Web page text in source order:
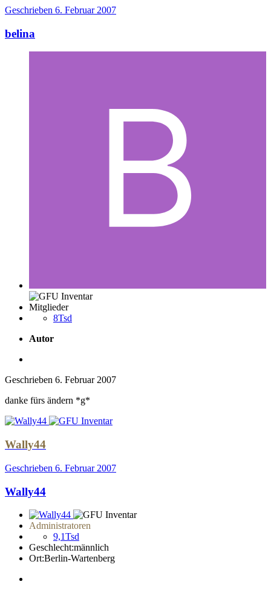
Geschrieben 6. Februar 2007
belina
Mitglieder
8Tsd
Autor
Geschrieben 6. Februar 2007
danke fürs ändern *g*
Wally44
Geschrieben 6. Februar 2007
Wally44
Administratoren
9,1Tsd
Geschlecht:männlich
Ort:Berlin-Wartenberg